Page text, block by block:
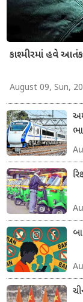
કાશ્મીરમાં હવે
August 09, Sun,